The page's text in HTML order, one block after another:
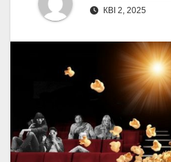
КВІ 2, 2025